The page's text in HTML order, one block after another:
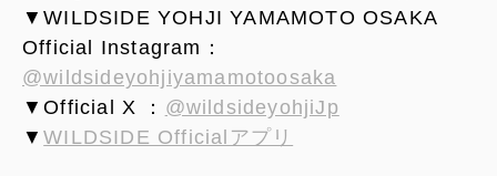
▼WILDSIDE YOHJI YAMAMOTO OSAKA
Official Instagram：
@wildsideyohjiyamamotoosaka
▼Official X ： @wildsideyohjiJp
▼WILDSIDE Officialアプリ